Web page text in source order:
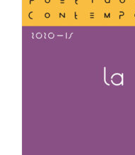
Achat en ligne
Panier WooCommerce